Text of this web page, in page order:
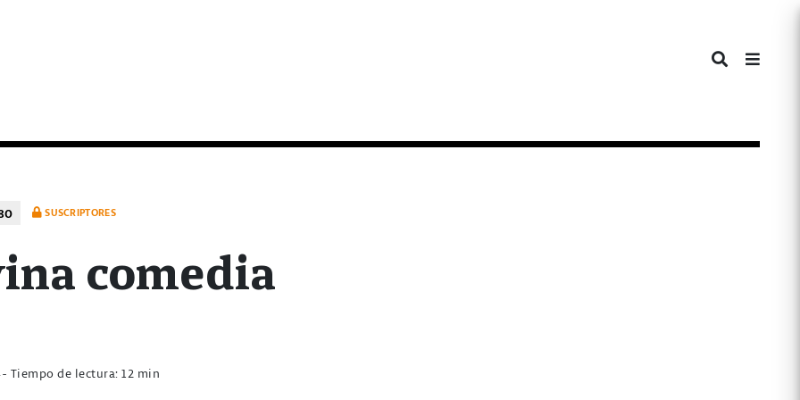
SUSCRIPTORES
comedia
- Tiempo de lectura: 12 min